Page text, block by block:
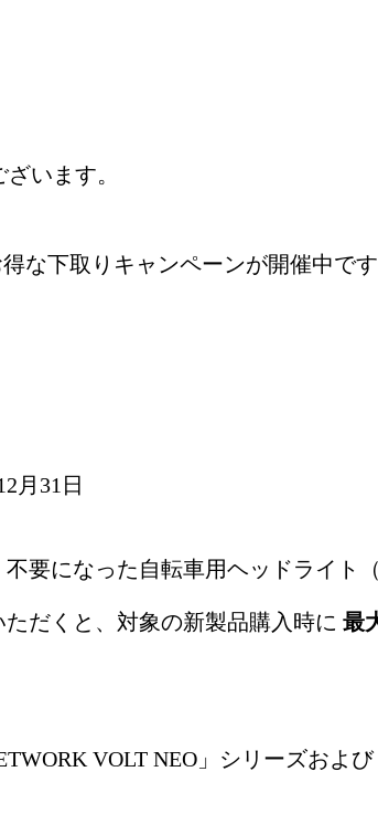
います。
な下取りキャンペーンが開催中です
月31日
不要になった自転車用ヘッドライト
ただくと、対象の新製品購入時に最
VOLT NEO」シリーズおよ